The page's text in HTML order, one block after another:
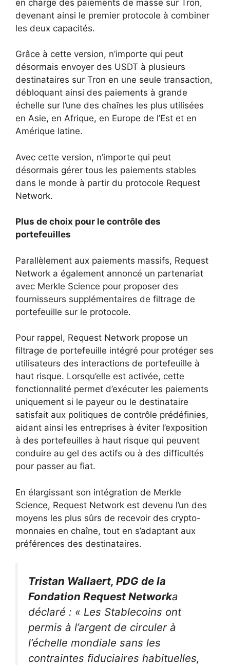
en charge des paiements de masse sur Tron,
devenant ainsi le premier protocole à combiner
les deux capacités.
Grâce à cette version, n’importe qui peut
désormais envoyer des USDT à plusieurs
destinataires sur Tron en une seule transaction,
débloquant ainsi des paiements à grande
échelle sur l’une des chaînes les plus utilisées
en Asie, en Afrique, en Europe de l’Est et en
Amérique latine.
Avec cette version, n’importe qui peut
désormais gérer tous les paiements stables
dans le monde à partir du protocole Request
Network.
Plus de choix pour le contrôle des
portefeuilles
Parallèlement aux paiements massifs, Request
Network a également annoncé un partenariat
avec Merkle Science pour proposer des
fournisseurs supplémentaires de filtrage de
portefeuille sur le protocole.
Pour rappel, Request Network propose un
filtrage de portefeuille intégré pour protéger ses
utilisateurs des interactions de portefeuille à
haut risque. Lorsqu’elle est activée, cette
fonctionnalité permet d’exécuter les paiements
uniquement si le payeur ou le destinataire
satisfait aux politiques de contrôle prédéfinies,
aidant ainsi les entreprises à éviter l’exposition
à des portefeuilles à haut risque qui peuvent
conduire au gel des actifs ou à des difficultés
pour passer au fiat.
En élargissant son intégration de Merkle
Science, Request Network est devenu l’un des
moyens les plus sûrs de recevoir des crypto-
monnaies en chaîne, tout en s’adaptant aux
préférences des destinataires.
Tristan Wallaert, PDG de la
Fondation Request Networka
déclaré : « Les Stablecoins ont
permis à l’argent de circuler à
l’échelle mondiale sans les
contraintes fiduciaires habituelles,